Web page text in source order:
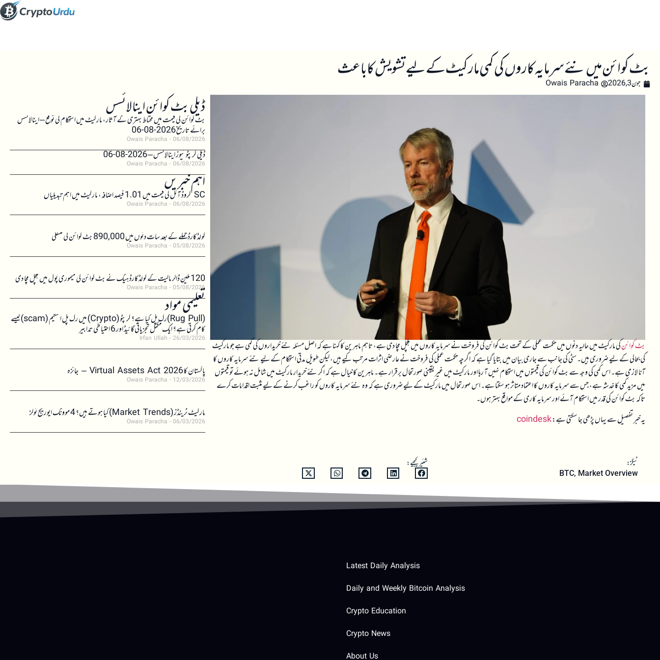
بٹ کوائن میں نئے سرمایہ کاروں کی کمی مارکیٹ کے لیے تشویش کا باعث
جون 3, 2026 Owais Paracha
بٹ کوائنکی مارکیٹ میں حالیہ دنوں میں حکمت عملی کے تحت بٹ کوائن کی فروخت نے سرمایہ کاروں میں ہلچل مچا دی ہے، تاہم ماہرین کا کہنا ہے کہ اصل مسئلہ نئے خریداروں کی کمی ہے جو مارکیٹ
کی بحالی کے لیے ضروری ہیں۔ سٹی کی جانب سے جاری بیان میں بتایا گیا ہے کہ اگرچہ حکمت عملی کی فروخت نے عارضی اثرات مرتب کیے ہیں، لیکن طویل مدتی استحکام کے لیے نئے سرمایہ کاروں کا
آنا لازمی ہے۔ اس کمی کی وجہ سے بٹ کوائن کی قیمتوں میں استحکام نہیں آ رہا اور مارکیٹ میں غیر یقینی صورتحال برقرار ہے۔ ماہرین کا خیال ہے کہ اگر نئے خریدار مارکیٹ میں شامل نہ ہوئے تو قیمتوں
میں مزید کمی کا خدشہ ہے، جس سے سرمایہ کاروں کا اعتماد متاثر ہو سکتا ہے۔ اس صورتحال میں مارکیٹ کے لیے ضروری ہے کہ وہ نئے سرمایہ کاروں کو راغب کرنے کے لیے مثبت اقدامات کرے
تاکہ بٹ کوائن کی قدر میں استحکام آئے اور سرمایہ کاری کے مواقع بہتر ہوں۔
یہ خبر تفصیل سے یہاں پڑھی جا سکتی ہے:coindesk
ٹیگز:
BTC, Market Overview
شئیر کیجیے:
ڈیلی بٹ کوائن اینالائسس
بٹ کوائن کی قیمت میں محتاط بہتری کے آثار، مارکیٹ میں استحکام کی توقع – اینالائسس
برائے تاریخ 2026-08-06
Owais Paracha 06/08/2026
ڈیلی کرپٹو نیوز اینالائسس – 2026-08-06
Owais Paracha 06/08/2026
اہم خبریں
SC کروڈ آئل کی قیمت میں 1.01 فیصد اضافہ، مارکیٹ میں اہم تبدیلیاں
Owais Paracha 06/08/2026
کولڈکارڈ حملے کے بعد سات دنوں میں 890,000 بٹ کوائن کی منتقلی
Owais Paracha 05/08/2026
120 ملین ڈالر مالیت کے کولڈکارڈ ہیک نے بٹ کوائن کی میموری پول میں ہلچل مچا دی
Owais Paracha 05/08/2026
تعلیمی مواد (Rug Pull)رگ پل کیا ہے؟ کرپٹو (Crypto) میں رگ پل اسکیم (scam)کیسے
کام کرتی ہے؟ ایک مکمل تجزیاتی گائیڈ اور 6 احتیاطی تدابیر
Irfan Ullah 26/03/2026
پاکستان کا Virtual Assets Act 2026 – جائزہ
Owais Paracha 12/03/2026
مارکیٹ ٹرینڈز (Market Trends) کیا ہوتے ہیں؟ 4 موونگ ایوریج ٹولز
Owais Paracha 06/03/2026
Latest Daily Analysis
Daily and Weekly Bitcoin Analysis
Crypto Education
Crypto News
About Us